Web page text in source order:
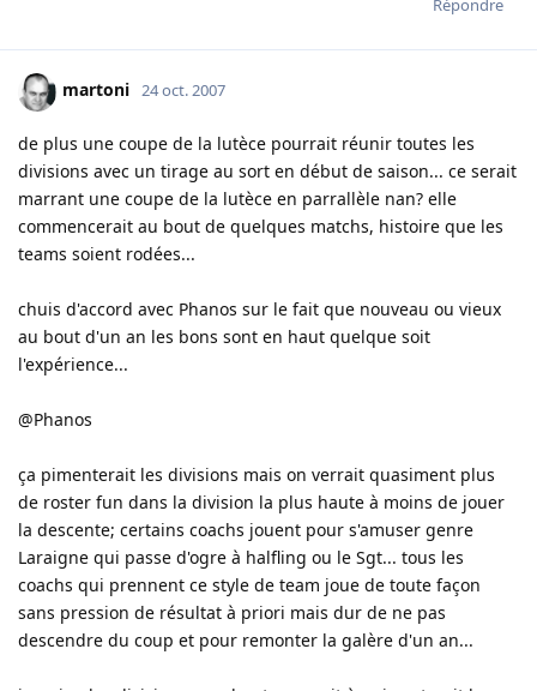
martoni 24 oct. 2007
de plus une coupe de la lutèce pourrait réunir toutes les
divisions avec un tirage au sort en début de saison... ce serait
marrant une coupe de la lutèce en parrallèle nan? elle
commencerait au bout de quelques matchs, histoire que les
teams soient rodées...
chuis d'accord avec Phanos sur le fait que nouveau ou vieux
au bout d'un an les bons sont en haut quelque soit
l'expérience...
@Phanos
ça pimenterait les divisions mais on verrait quasiment plus
de roster fun dans la division la plus haute à moins de jouer
la descente; certains coachs jouent pour s'amuser genre
Laraigne qui passe d'ogre à halfling ou le Sgt... tous les
coachs qui prennent ce style de team joue de toute façon
sans pression de résultat à priori mais dur de ne pas
descendre du coup et pour remonter la galère d'un an...